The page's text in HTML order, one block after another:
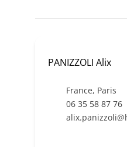
PANIZZOLI Alix
France, Paris
06 35 58 87 76